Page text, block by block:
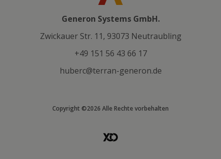
Generon Systems GmbH.
Zwickauer Str. 11, 93073 Neutraubling
+49 151 56 43 66 17
huberc@terran-generon.de
Copyright ©2026 Alle Rechte vorbehalten